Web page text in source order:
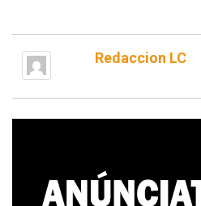
Redaccion LC